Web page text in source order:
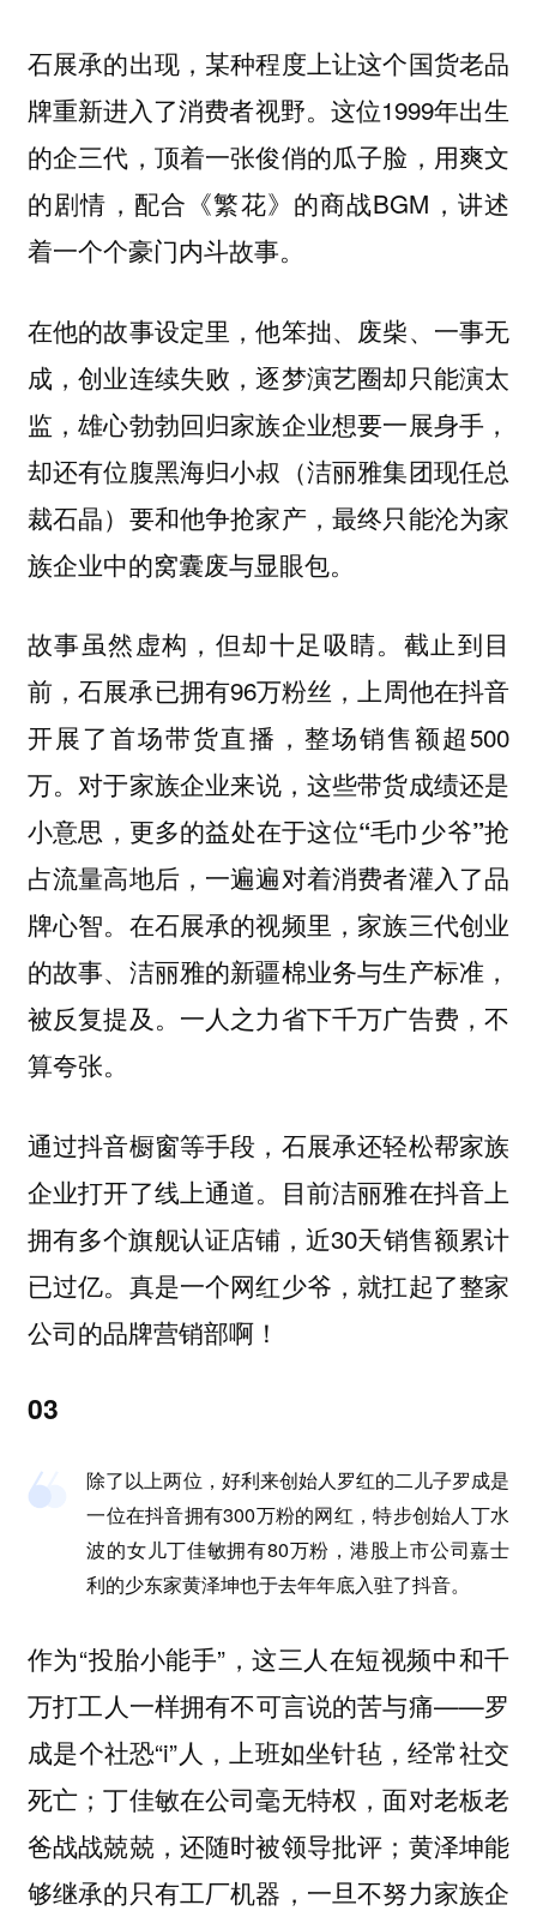
石展承的出现，某种程度上让这个国货老品
牌重新进入了消费者视野。这位1999年出生
的企三代，顶着一张俊俏的瓜子脸，用爽文
的剧情，配合《繁花》的商战BGM，讲述
着一个个豪门内斗故事。
在他的故事设定里，他笨拙、废柴、一事无
成，创业连续失败，逐梦演艺圈却只能演太
监，雄心勃勃回归家族企业想要一展身手，
却还有位腹黑海归小叔（洁丽雅集团现任总
裁石晶）要和他争抢家产，最终只能沦为家
族企业中的窝囊废与显眼包。
故事虽然虚构，但却十足吸睛。截止到目
前，石展承已拥有96万粉丝，上周他在抖音
开展了首场带货直播，整场销售额超500
万。对于家族企业来说，这些带货成绩还是
小意思，更多的益处在于这位“毛巾少爷”抢
占流量高地后，一遍遍对着消费者灌入了品
牌心智。在石展承的视频里，家族三代创业
的故事、洁丽雅的新疆棉业务与生产标准，
被反复提及。一人之力省下千万广告费，不
算夸张。
通过抖音橱窗等手段，石展承还轻松帮家族
企业打开了线上通道。目前洁丽雅在抖音上
拥有多个旗舰认证店铺，近30天销售额累计
已过亿。真是一个网红少爷，就扛起了整家
公司的品牌营销部啊！
03
除了以上两位，好利来创始人罗红的二儿子罗成是
一位在抖音拥有300万粉的网红，特步创始人丁水
波的女儿丁佳敏拥有80万粉，港股上市公司嘉士
利的少东家黄泽坤也于去年年底入驻了抖音。
作为“投胎小能手”，这三人在短视频中和千
万打工人一样拥有不可言说的苦与痛——罗
成是个社恐“i”人，上班如坐针毡，经常社交
死亡；丁佳敏在公司毫无特权，面对老板老
爸战战兢兢，还随时被领导批评；黄泽坤能
够继承的只有工厂机器，一旦不努力家族企